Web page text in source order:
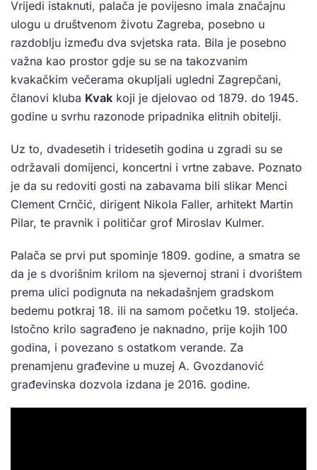
Vrijedi istaknuti, palača je povijesno imala značajnu
ulogu u društvenom životu Zagreba, posebno u
razdoblju između dva svjetska rata. Bila je posebno
važna kao prostor gdje su se na takozvanim
kvakačkim večerama okupljali ugledni Zagrepčani,
članovi kluba Kvak koji je djelovao od 1879. do 1945.
godine u svrhu razonode pripadnika elitnih obitelji.
Uz to, dvadesetih i tridesetih godina u zgradi su se
održavali domijenci, koncertni i vrtne zabave. Poznato
je da su redoviti gosti na zabavama bili slikar Menci
Clement Crnčić, dirigent Nikola Faller, arhitekt Martin
Pilar, te pravnik i političar grof Miroslav Kulmer.
Palača se prvi put spominje 1809. godine, a smatra se
da je s dvorišnim krilom na sjevernoj strani i dvorištem
prema ulici podignuta na nekadašnjem gradskom
bedemu potkraj 18. ili na samom početku 19. stoljeća.
Istočno krilo sagrađeno je naknadno, prije kojih 100
godina, i povezano s ostatkom verande. Za
prenamjenu građevine u muzej A. Gvozdanović
građevinska dozvola izdana je 2016. godine.